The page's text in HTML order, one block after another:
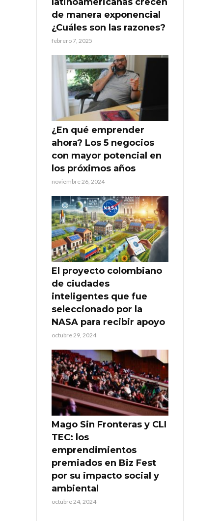
de manera exponencial
¿Cuáles son las razones?
febrero 7, 2025
¿En qué emprender
ahora? Los 5 negocios
con mayor potencial en
los próximos años
noviembre 26, 2024
El proyecto colombiano
de ciudades
inteligentes que fue
seleccionado por la
NASA para recibir apoyo
octubre 29, 2024
Mago Sin Fronteras y CLI
TEC: los
emprendimientos
premiados en Biz Fest
por su impacto social y
ambiental
octubre 24, 2024